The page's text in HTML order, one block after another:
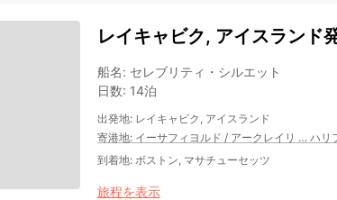
レイキャビク, アイスランド
船名: セレブリティ・シルエット
日数: 14泊
出発地: レイキャビク, アイスランド
寄港地: イーサフィヨルド / アークレイリ … ハリ
到着地: ボストン, マサチューセッツ
旅程を表示